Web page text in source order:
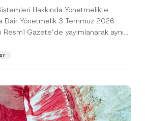
Hakkında Yönetmelikte
Dair Yönetmelik 3 Temmuz 2026
Resmî Gazete’de yayımlanarak aynı